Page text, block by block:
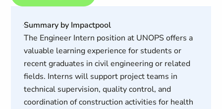
Summary by Impactpool
The Engineer Intern position at UNOPS offers a
valuable learning experience for students or
recent graduates in civil engineering or related
fields. Interns will support project teams in
technical supervision, quality control, and
coordination of construction activities for health